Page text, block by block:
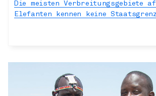
Die meisten Verbreitungsgebiete
Elefanten kennen keine